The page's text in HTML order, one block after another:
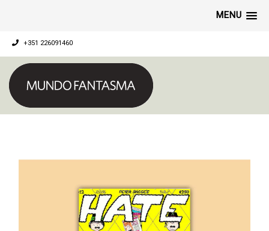
MENU
+351 226091460